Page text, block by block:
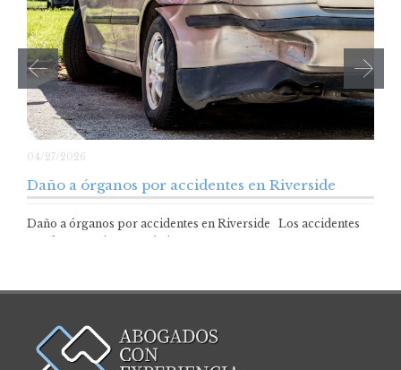
04/27/2026
Daño a órganos por accidentes en Riverside
Daño a órganos por accidentes en Riverside Los accidentes